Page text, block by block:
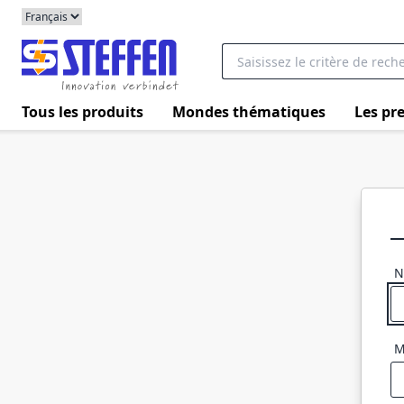
Tous les produits Mondes thématiques Les